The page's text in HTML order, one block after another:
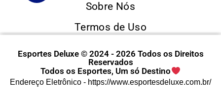
Sobre Nós
Termos de Uso
Esportes Deluxe © 2024 - 2026 Todos os Direitos
Reservados
Todos os Esportes, Um só Destino
Endereço Eletrônico - https://www.esportesdeluxe.com.br/